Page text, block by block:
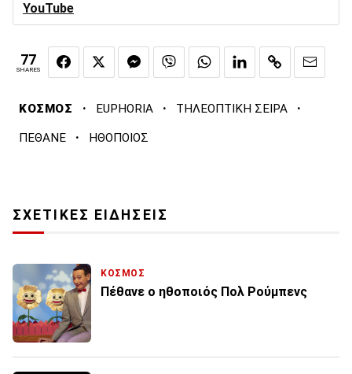
YouTube
77
SHARES
ΚΟΣΜΟΣ · EUPHORIA · ΤΗΛΕΟΠΤΙΚΗ ΣΕΙΡΑ ·
ΠΕΘΑΝΕ · ΗΘΟΠΟΙΟΣ
ΣΧΕΤΙΚΕΣ ΕΙΔΗΣΕΙΣ
ΚΟΣΜΟΣ
Πέθανε ο ηθοποιός Πολ Ρούμπενς